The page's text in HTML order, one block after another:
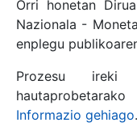
Erakutsi/Ezkutatu
Orri honetan
Nazionala -
enplegu
Prozesu ireki
Informazio gehiago.